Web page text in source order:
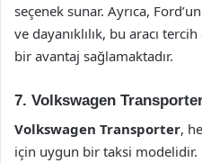
seçenek sunar. Ayrıca,
ve dayanıklılık, bu aracı
bir avantaj sağlamaktadır.
7. Volkswagen
Volkswagen Transporter,
için uygun bir taksi